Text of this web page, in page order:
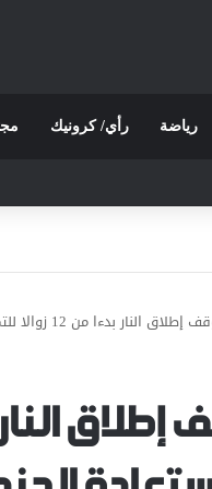
رياضة رأي/ كرونيك
من 12 زوالا للتمكن من استعادة الجندي عيدان ألكسندر